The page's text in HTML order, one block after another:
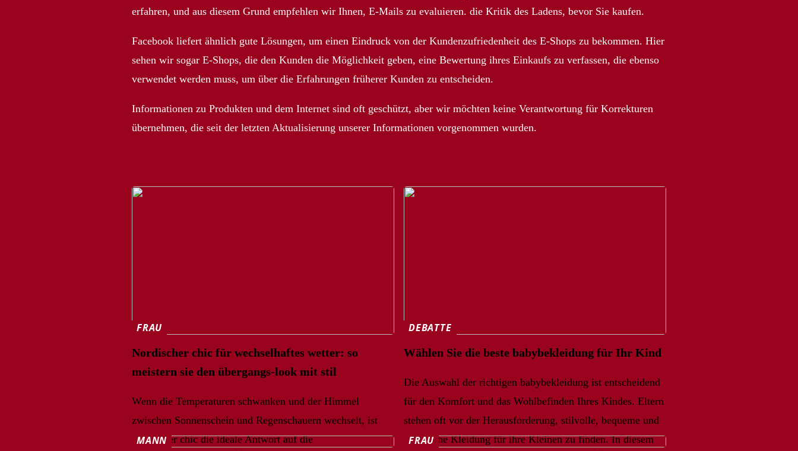
erfahren, und aus diesem Grund empfehlen wir Ihnen, E-Mails zu evaluieren. die Kritik des Ladens, bevor Sie kaufen.
Facebook liefert ähnlich gute Lösungen, um einen Eindruck von der Kundenzufriedenheit des E-Shops zu bekommen. Hier
sehen wir sogar E-Shops, die den Kunden die Möglichkeit geben, eine Bewertung ihres Einkaufs zu verfassen, die ebenso
verwendet werden muss, um über die Erfahrungen früherer Kunden zu entscheiden.
Informationen zu Produkten und dem Internet sind oft geschützt, aber wir möchten keine Verantwortung für Korrekturen
übernehmen, die seit der letzten Aktualisierung unserer Informationen vorgenommen wurden.
FRAU
Nordischer chic für wechselhaftes wetter: so
meistern sie den übergangs-look mit stil
Wenn die Temperaturen schwanken und der Himmel
zwischen Sonnenschein und Regenschauern wechselt, ist
nordischer chic die ideale Antwort auf die
DEBATTE
Wählen Sie die beste babybekleidung für Ihr Kind
Die Auswahl der richtigen babybekleidung ist entscheidend
für den Komfort und das Wohlbefinden Ihres Kindes. Eltern
stehen oft vor der Herausforderung, stilvolle, bequeme und
praktische Kleidung für ihre Kleinen zu finden. In diesem
MANN
FRAU